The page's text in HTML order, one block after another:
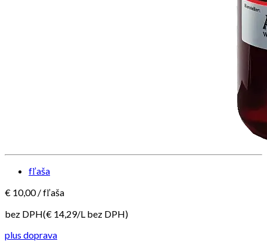
fľaša
€ 10,00/fľaša
bez DPH(€ 14,29/L bez DPH)
plus doprava